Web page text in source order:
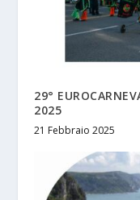
29°
2025
21 Febbraio 2025